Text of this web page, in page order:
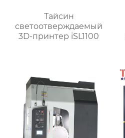
Тайсин
светоотверждаемый
3D-принтер iSL1100